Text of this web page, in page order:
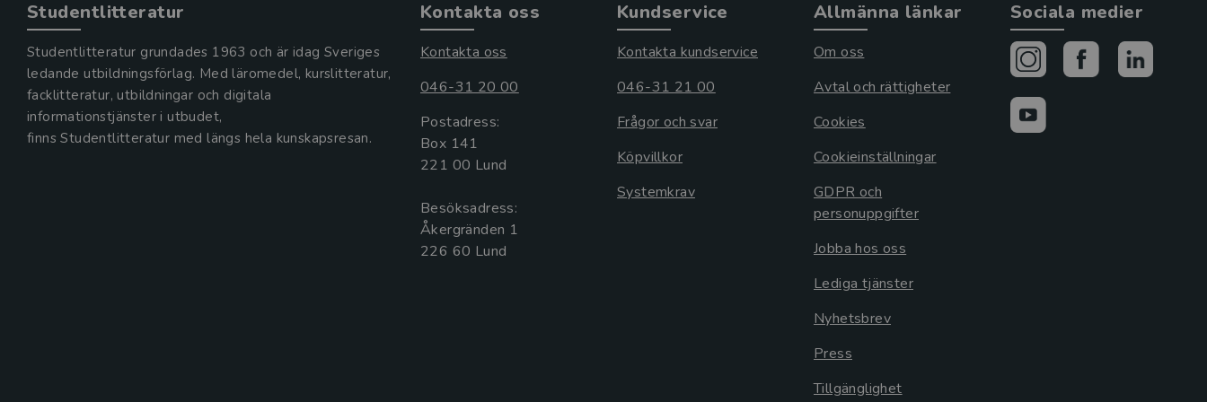
Studentlitteratur
Studentlitteratur grundades 1963 och är idag Sveriges
ledande utbildningsförlag. Med läromedel, kurslitteratur,
facklitteratur, utbildningar och digitala
informationstjänster i utbudet,
finns Studentlitteratur med längs hela kunskapsresan.
Kontakta oss
Kontakta oss
046-31 20 00
Postadress:
Box 141
221 00 Lund
Besöksadress:
Åkergränden 1
Kundservice
Kontakta kundservice
046-31 21 00
Frågor och svar
Köpvillkor
Systemkrav
Allmänna länkar
Om oss
Avtal och rättigheter
Cookies
Cookieinställningar
GDPR och
personuppgifter
Jobba hos oss
Lediga tjänster
Nyhetsbrev
Press
Tillgänglighet
Sociala medier